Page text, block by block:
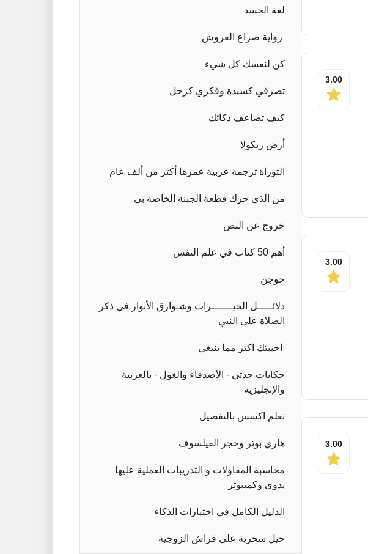
3.00
3.00
3.00
لغة الجسد
رواية صراع العروش
كن لنفسك كل شيء
تصرفي كسيدة وفكري كرجل
كيف تضاعف ذكائك
أرض زيكولا
التوراة ترجمة عربية عمرها أكثر من ألف عام
من الذي حرك قطعة الجبنة الخاصة بي
خروج عن النص
أهم 50 كتاب في علم النفس
حوجن
دلائـــــل الخيـــــــرات وشـوارق الأنوار في ذكر
الصلاة على النبي
احببتك اكثر مما ينبغي
حكايات جدتي - الأصدقاء والغول - بالعربية
والإنجليزية
تعلم اكسس بالتفصيل
هاري بوتر وحجر الفيلسوف
محاسبة المقاولات و التدريبات العملية عليها
يدوى وكمبيوتر
الدليل الكامل في اختبارات الذكاء
حيل سحرية على فراش الزوجية